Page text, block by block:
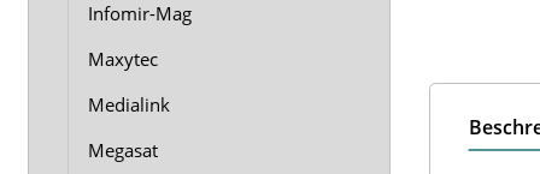
Infomir-Mag
Maxytec
Medialink
Megasat